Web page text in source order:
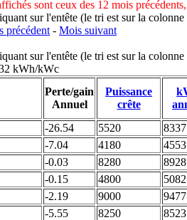
sont ceux des 12 mois précédents,
sur l'entête (le tri est sur la colonne
précédent - Mois suivant
sur l'entête (le tri est sur la colonne
kWh/kWc
Perte/gain
Annuel
Puissance
crête
-26.54 5520 8337
-7.04 4180 4553
-0.03 8280 8928
-0.15 4800 5082
-2.19 9000 9477
-5.55 8250 8523